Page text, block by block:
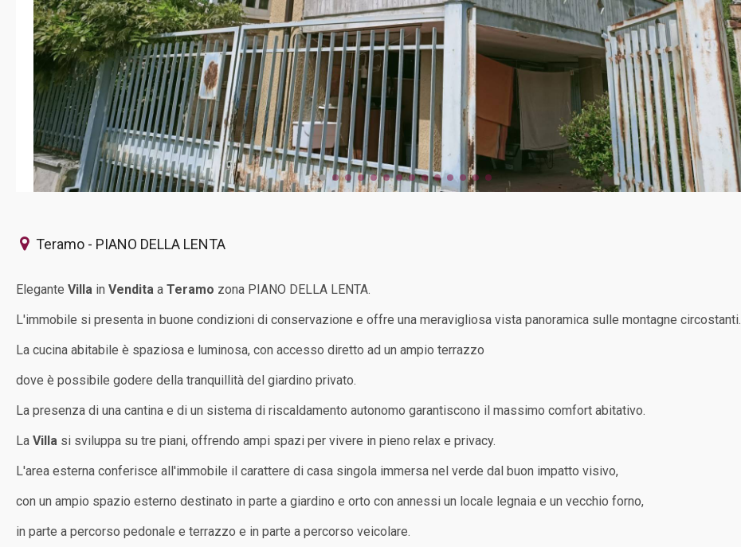
Teramo - PIANO DELLA LENTA
EleganteVilla inVendita aTeramo zona PIANO DELLA LENTA.
L'immobile si presenta in buone condizioni di conservazione e offre una meravigliosa vista panoramica sulle montagne circostanti.
La cucina abitabile è spaziosa e luminosa, con accesso diretto ad un ampio terrazzo
dove è possibile godere della tranquillità del giardino privato.
La presenza di una cantina e di un sistema di riscaldamento autonomo garantiscono il massimo comfort abitativo.
LaVilla si sviluppa su tre piani, offrendo ampi spazi per vivere in pieno relax e privacy.
L'area esterna conferisce all'immobile il carattere di casa singola immersa nel verde dal buon impatto visivo,
con un ampio spazio esterno destinato in parte a giardino e orto con annessi un locale legnaia e un vecchio forno,
in parte a percorso pedonale e terrazzo e in parte a percorso veicolare.